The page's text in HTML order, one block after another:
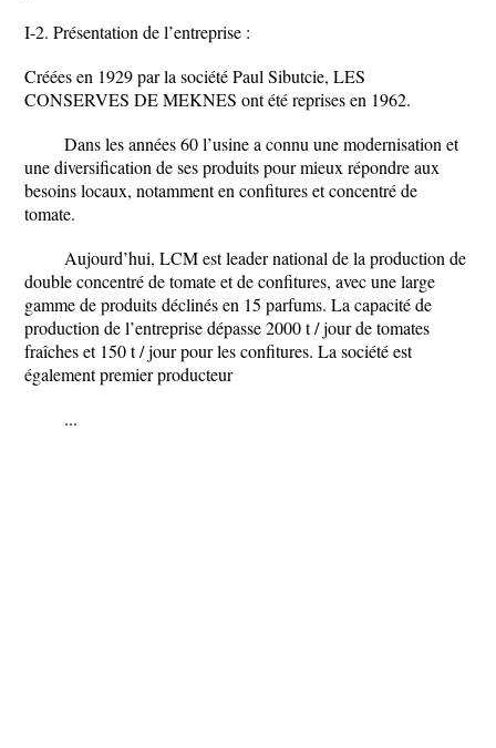
I-2. Présentation de l’entreprise :
Créées en 1929 par la société Paul Sibutcie, LES
CONSERVES DE MEKNES ont été reprises en 1962.
Dans les années 60 l’usine a connu une modernisation et
une diversification de ses produits pour mieux répondre aux
besoins locaux, notamment en confitures et concentré de
tomate.
Aujourd’hui, LCM est leader national de la production de
double concentré de tomate et de confitures, avec une large
gamme de produits déclinés en 15 parfums. La capacité de
production de l’entreprise dépasse 2000 t / jour de tomates
fraîches et 150 t / jour pour les confitures. La société est
également premier producteur
...